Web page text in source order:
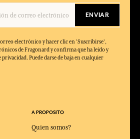
ENVIAR
electrónico y hacer clic en 'Suscribirse',
de Fragonard y confirma que ha leído y
Puede darse de baja en cualquier
A PROPOSITO
Quien somos?